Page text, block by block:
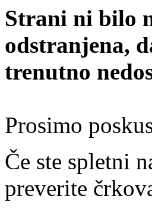
Strani ni bilo
odstranjena,
trenutno
Prosimo
Če ste spletni
preverite